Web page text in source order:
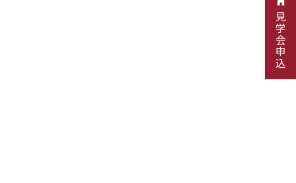
見学会申込